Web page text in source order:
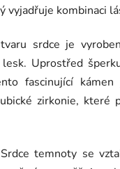
vyjadřuje kombinaci
srdce je
Uprostřed
fascinující
zirkonie, které
temnoty se